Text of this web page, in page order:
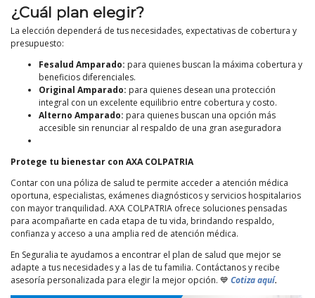
¿Cuál plan elegir?
La elección dependerá de tus necesidades, expectativas de cobertura y
presupuesto:
Fesalud Amparado: para quienes buscan la máxima cobertura y
beneficios diferenciales.
Original Amparado: para quienes desean una protección
integral con un excelente equilibrio entre cobertura y costo.
Alterno Amparado: para quienes buscan una opción más
accesible sin renunciar al respaldo de una gran aseguradora
Protege tu bienestar con AXA COLPATRIA
Contar con una póliza de salud te permite acceder a atención médica
oportuna, especialistas, exámenes diagnósticos y servicios hospitalarios
con mayor tranquilidad. AXA COLPATRIA ofrece soluciones pensadas
para acompañarte en cada etapa de tu vida, brindando respaldo,
confianza y acceso a una amplia red de atención médica.
En Seguralia te ayudamos a encontrar el plan de salud que mejor se
adapte a tus necesidades y a las de tu familia. Contáctanos y recibe
asesoría personalizada para elegir la mejor opción. 💙 Cotiza aquí.